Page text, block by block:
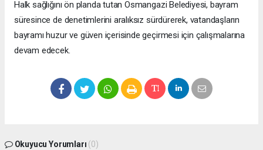
Halk sağlığını ön planda tutan Osmangazi Belediyesi, bayram
süresince de denetimlerini aralıksız sürdürerek, vatandaşların
bayramı huzur ve güven içerisinde geçirmesi için çalışmalarına
devam edecek.
Okuyucu Yorumları (0)